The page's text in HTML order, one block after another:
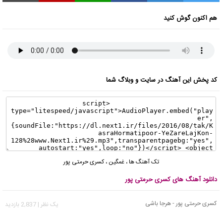
هم اکنون گوش کنید
کد پخش این آهنگ در سایت و وبلاگ شما
تک آهنگ ها،غمگین ،کسری حرمتی پور
دانلود آهنگ های کسری حرمتی پور
کسری حرمتی پور - هرجا باشی يک نظر | 2,837 بازدید